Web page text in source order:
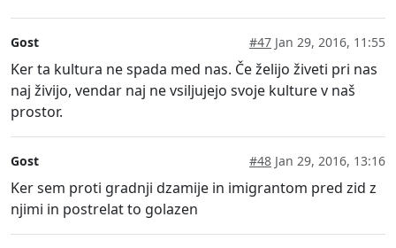
Gost #47 Jan 29, 2016, 11:55
Ker ta kultura ne spada med nas. Če želijo živeti pri nas
naj živijo, vendar naj ne vsiljujejo svoje kulture v naš
prostor.
Gost #48 Jan 29, 2016, 13:16
Ker sem proti gradnji dzamije in imigrantom pred zid z
njimi in postrelat to golazen